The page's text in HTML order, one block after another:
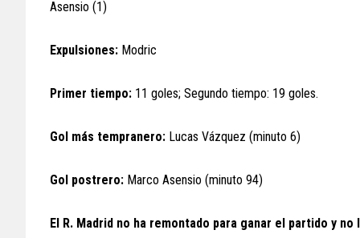
Asensio (1)
Expulsiones: Modric
Primer tiempo: 11 goles; Segundo tiempo: 19 goles.
Gol más tempranero: Lucas Vázquez (minuto 6)
Gol postrero: Marco Asensio (minuto 94)
El R. Madrid no ha remontado para ganar el partido y